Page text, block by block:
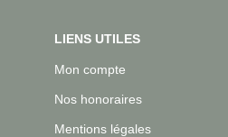
LIENS UTILES
Mon compte
Nos honoraires
Mentions légales